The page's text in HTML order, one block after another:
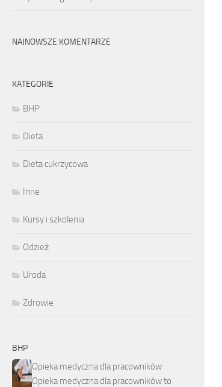
NAJNOWSZE KOMENTARZE
KATEGORIE
BHP
Dieta
Dieta cukrzycowa
Inne
Kursy i szkolenia
Odzież
Uroda
Zdrowie
BHP
Opieka medyczna dla pracowników
Opieka medyczna dla pracowników to